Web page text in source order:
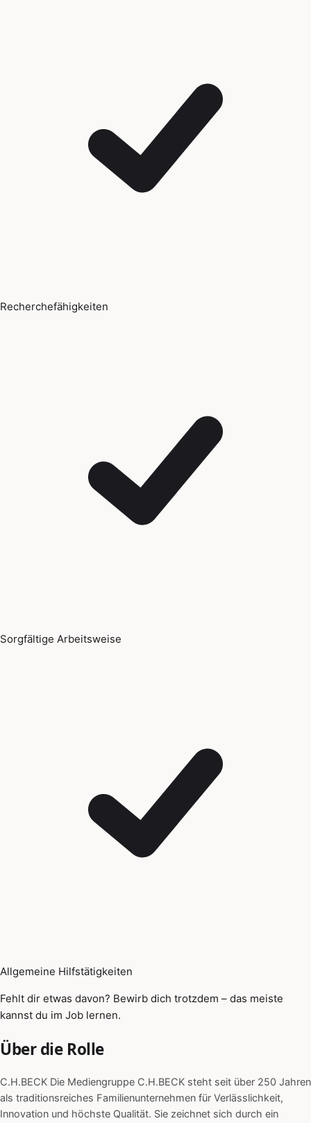
Recherchefähigkeiten
Sorgfältige Arbeitsweise
Allgemeine Hilfstätigkeiten
Fehlt dir etwas davon? Bewirb dich trotzdem – das meiste
kannst du im Job lernen.
Über die Rolle
C.H.BECK Die Mediengruppe C.H.BECK steht seit über 250 Jahren
als traditionsreiches Familienunternehmen für Verlässlichkeit,
Innovation und höchste Qualität. Sie zeichnet sich durch ein